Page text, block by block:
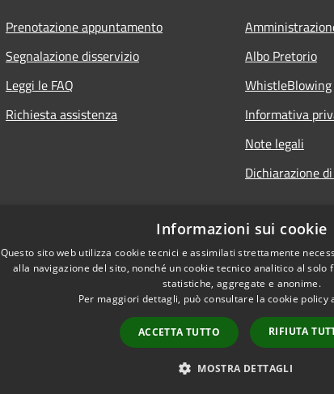
Prenotazione appuntamento
Segnalazione disservizio
Leggi le FAQ
Richiesta assistenza
Albo Pretorio
WhistleBlowing
Informativa
Note legali
Dichiarazione
Copyright
Informazioni sui cookie
Questo sito web utilizza cookie tecnici e assimilati strettamente
alla navigazione del sito, nonché un cookie tecnico analitico al
statistiche, aggregate e anonime.
Per maggiori dettagli, può consultare la cookie policy
ACCETTA TUTTO RIFIUTA
MOSTRA DETTAGLI